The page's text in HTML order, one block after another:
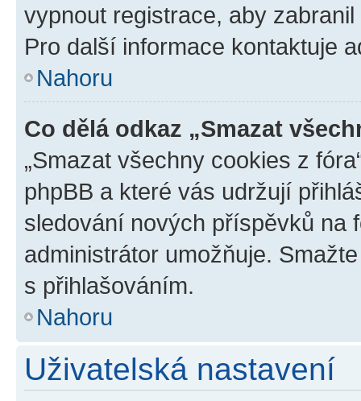
vypnout registrace, aby
Pro další informace kontaktuje
Nahoru
Co dělá odkaz „Smazat
„Smazat všechny cookies z
phpBB a které vás udržují
sledování nových příspěvků na
administrátor umožňuje.
s přihlašováním.
Nahoru
Uživatelská nastavení